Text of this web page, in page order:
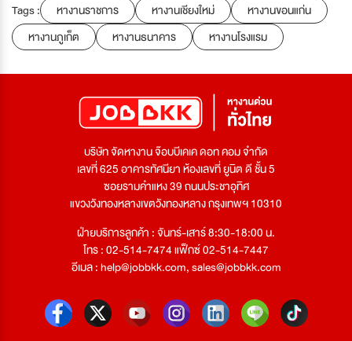
Tags : หางานราชการ หางานเชียงใหม่
หางานขอนแก่น
หางานภูเก็ต
หางานธนาคาร หางานโรงแรม
บริษัท จัดหางาน จ๊อบบีเคเค ดอท คอม จำกัด
เลขที่ 625 อาคารทัศนียา ห้องเลขที่ ยูนิต ดี ชั้น 5
ซอยรามคำแหง 39 ถนนประชาอุทิศ
แขวงวังทองหลางเขตวังทองหลาง กรุงเทพฯ 10310
ฝ่ายบริการลูกค้า : จันทร์-เสาร์ 8:30-18:00 น.
โทร : 02-514-7474 แฟ็กซ์ 02-514-7447
อีเมล :help@jobbkk.com,sales@jobbkk.com